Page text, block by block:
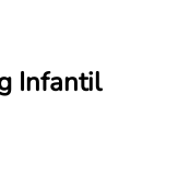
Infantil